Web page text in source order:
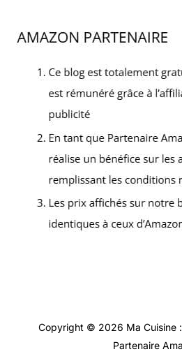
Copyright © 2026 Ma Cuisine
Partenaire